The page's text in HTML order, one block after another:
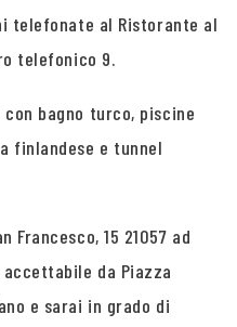
telefonate al Ristorante al
telefonico 9.
con bagno turco, piscine
finlandese e tunnel
Francesco, 15 21057 ad
da Piazza
e sarai in grado di